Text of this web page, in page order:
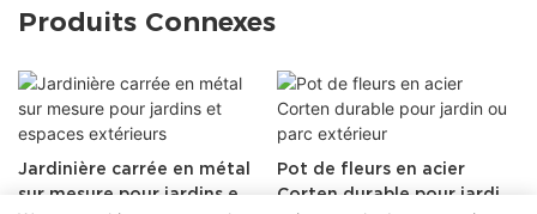
Produits Connexes
Jardinière carrée en métal
sur mesure pour jardins et
Pot de fleurs en acier
Corten durable pour jardin